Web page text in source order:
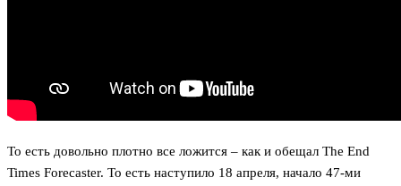
То есть довольно плотно все ложится – как и обещал The End
Times Forecaster. То есть наступило 18 апреля, начало 47-ми